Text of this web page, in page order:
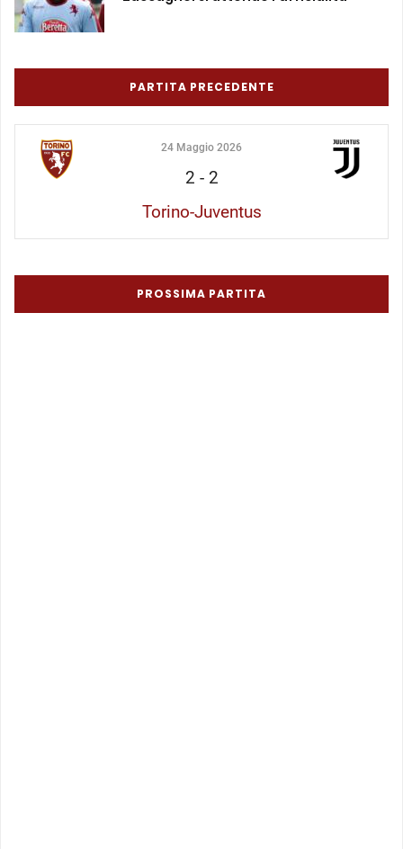
PARTITA PRECEDENTE
24 Maggio 2026
2 - 2
Torino-Juventus
PROSSIMA PARTITA